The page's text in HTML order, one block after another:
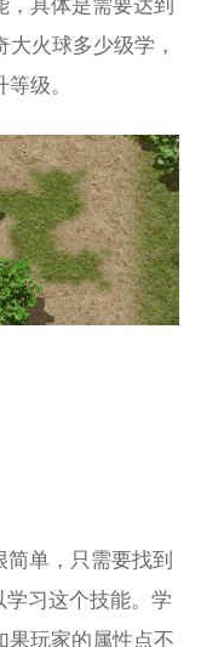
具体是需要达到
火球多少级学，
级。
单，只需要找到
学习这个技能。学
果玩家的属性点不